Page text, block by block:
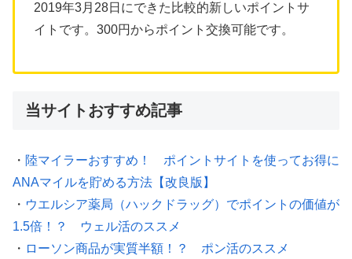
2019年3月28日にできた比較的新しいポイントサ
イトです。300円からポイント交換可能です。
当サイトおすすめ記事
・ 陸マイラーおすすめ！ ポイントサイトを使ってお得に
ANAマイルを貯める方法【改良版】
・ ウエルシア薬局（ハックドラッグ）でポイントの価値が
1.5倍！？ ウェル活のススメ
・ ローソン商品が実質半額！？ ポン活のススメ